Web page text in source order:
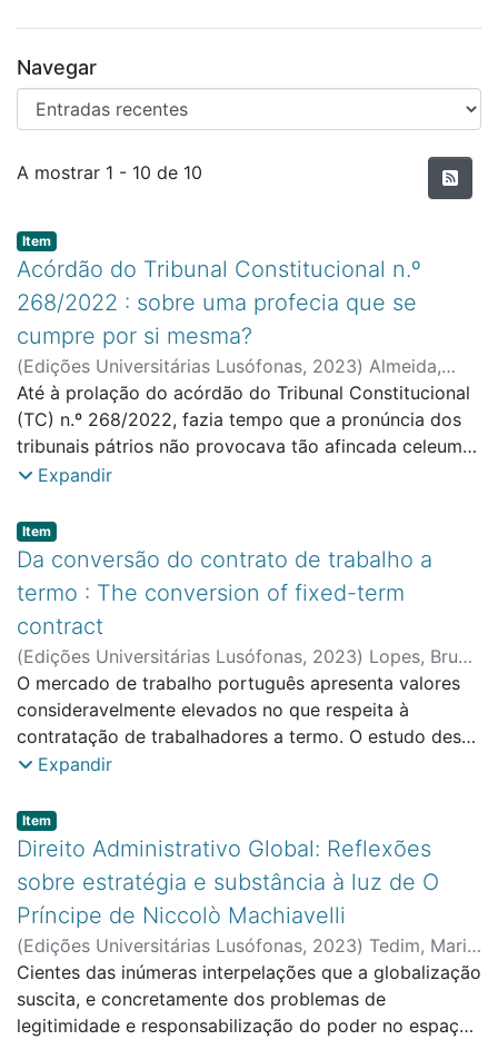
Navegar
Entradas recentes
A mostrar 1 - 10 de 10
Item type:
Item,
Acórdão do Tribunal Constitucional n.º
268/2022 : sobre uma profecia que se
cumpre por si mesma?
(Edições Universitárias Lusófonas, 2023) Almeida,
Francisco Lemos de;Faculdade de Direito e Ciência
Política
Até à prolação do acórdão do Tribunal Constitucional
(TC) n.º 268/2022, fazia tempo que a pronúncia dos
tribunais pátrios não provocava tão afincada celeuma
no seio da dogmática jurídica. Proporcionalmente,
implicara per se consequências esperadas de tão
largo espectro, decorrência imediata de um juízo de
inconstitucionalidade com força obrigatória geral
(artigo 282.º, n.º 1, da Constituição da República
Portuguesa), ao que acresce a particularidade de
contender com o ramo adjetivo criminal.
Expandir
Item type:
Item,
Da conversão do contrato de trabalho a
termo : The conversion of fixed-term
contract
(Edições Universitárias Lusófonas, 2023) Lopes, Bruno
Bessa;Machado, Maria João;Faculdade de Direito e
Ciência Política
O mercado de trabalho português apresenta valores
consideravelmente elevados no que respeita à
contratação de trabalhadores a termo. O estudo desta
modalidade contratual e a análise, a cada momento,
de grande utilidade. O presente artigo tem como
objeto primordial o mecanismo previsto no artigo
147.º do Código do Trabalho, relativo a situações em
que o contrato de trabalho a termo se considera ou se
converte num contrato de trabalho sem termo e, em
especial, a análise das situações em causa e da sua
natureza preventiva e sancionatória.
Expandir
Item type:
Item,
Direito Administrativo Global: Reflexões
sobre estratégia e substância à luz de O
Príncipe de Niccolò Machiavelli
(Edições Universitárias Lusófonas, 2023) Tedim, Maria
João Melo; Faculdade de Direito e Ciência Política
Cientes das inúmeras interpelações que a globalização
suscita, e concretamente dos problemas de
legitimidade e responsabilização do poder no espaço